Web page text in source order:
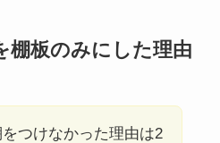
棚板のみにした理由
つけなかった理由は2